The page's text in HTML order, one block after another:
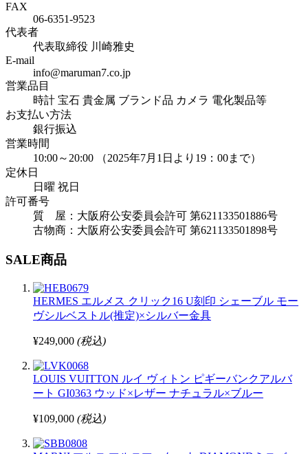
FAX
06-6351-9523
代表者
代表取締役 川崎雅史
E-mail
info@maruman7.co.jp
営業品目
時計 宝石 貴金属 ブランド品 カメラ 電化製品等
お支払い方法
銀行振込
営業時間
10:00～20:00 （2025年7月1日より19：00まで）
定休日
日曜 祝日
許可番号
質 屋：大阪府公安委員会許可 第621133501886号
古物商：大阪府公安委員会許可 第621133501898号
SALE商品
HERMES エルメス クリック16 U刻印 シェーブル モー
ヴシルベストル(推定)×シルバー金具
¥249,000 (税込)
LOUIS VUITTON ルイ ヴィトン ピギーバンクアルバ
ート GI0363 ウッド×レザー ナチュラル×ブルー
¥109,000 (税込)